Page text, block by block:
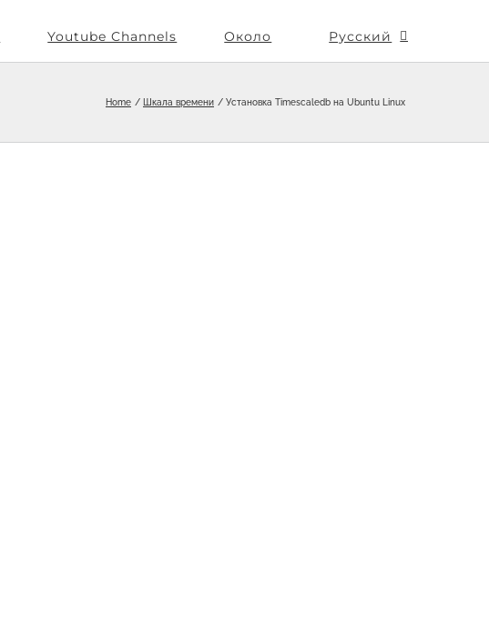
Youtube Channels Около Русский
Home Шкала времени Установка Timescaledb на Ubuntu Linux